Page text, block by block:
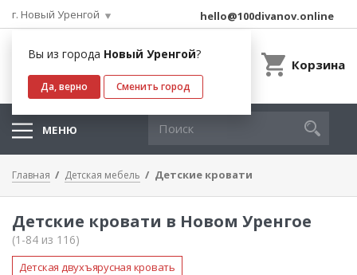
г. Новый Уренгой
Вы из города Новый Уренгой?
Да, верно Сменить город
hello@100divanov.online
Корзина
МЕНЮ
Главная Детская мебель Детские кровати
Детские кровати в Новом Уренгое
(1-84 из 116)
Детская двухъярусная кровать